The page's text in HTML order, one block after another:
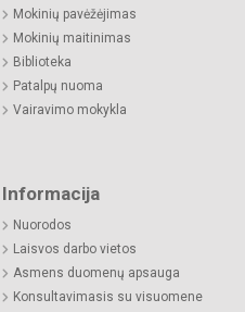
Mokinių pavėžėjimas
Mokinių maitinimas
Biblioteka
Patalpų nuoma
Vairavimo mokykla
Informacija
Nuorodos
Laisvos darbo vietos
Asmens duomenų apsauga
Konsultavimasis su visuomene